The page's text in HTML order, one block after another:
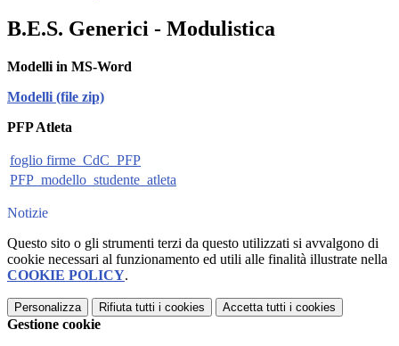
B.E.S. Generici - Modulistica
Modelli in MS-Word
Modelli (file zip)
PFP Atleta
foglio firme_CdC_PFP
PFP_modello_studente_atleta
Notizie
Questo sito o gli strumenti terzi da questo utilizzati si avvalgono di
cookie necessari al funzionamento ed utili alle finalità illustrate nella
COOKIE POLICY.
Personalizza Rifiuta tutti i cookies Accetta tutti i cookies
Gestione cookie